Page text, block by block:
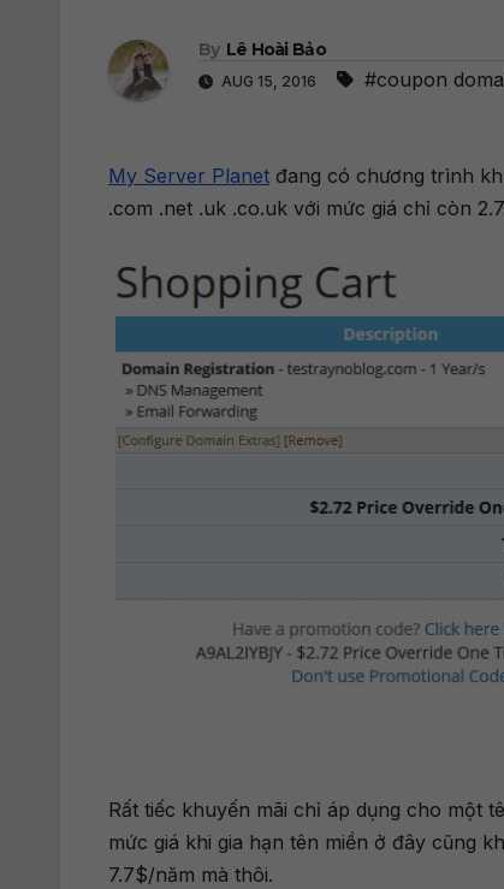
By Lê Hoài Bảo
AUG 15, 2016 #coupon
My Server Planet đang có chương trình
.com .net .uk .co.uk với mức giá chỉ còn
Rất tiếc khuyến mãi chỉ áp dụng cho một
mức giá khi gia hạn tên miền ở đây cũng
7.7$/năm mà thôi.